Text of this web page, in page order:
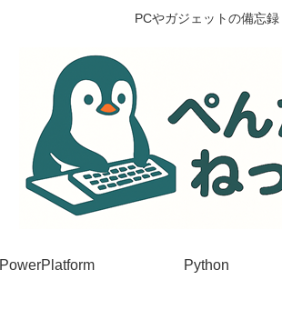
PCやガジェットの備忘録
PowerPlatform Python